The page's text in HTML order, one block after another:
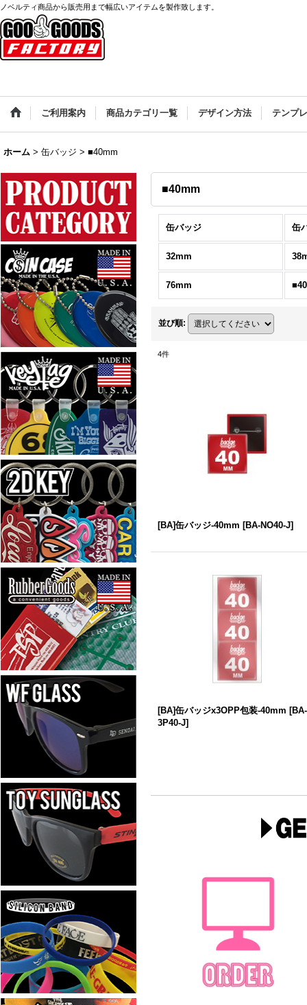
ノベルティ商品から販売用まで幅広いアイテムを製作致します。
ご利用案内 商品カテゴリ一覧 デザイン方法 テンプ
ホーム > 缶バッジ > ■40mm
■40mm
缶バッジ 缶
32mm
76mm
並び順:
4件
[BA]缶バッジ-40mm [BA-NO40-J]
[BA]缶バッジx3OPP包装-40mm [BA-
3P40-J]